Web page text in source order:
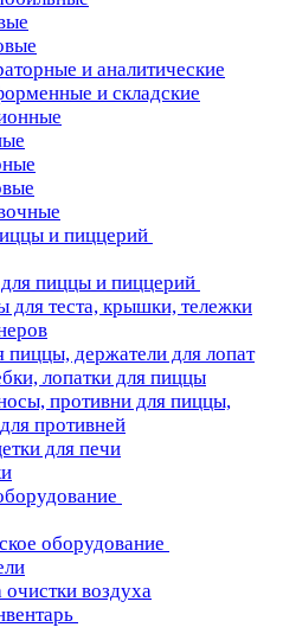
и аналитические
и складские
и пиццерий
пиццы и пиццерий
для теста, крышки, тележки
пиццы, держатели для лопат
лопатки для пиццы
противни для пиццы,
противней
для печи
оборудование
очистки воздуха